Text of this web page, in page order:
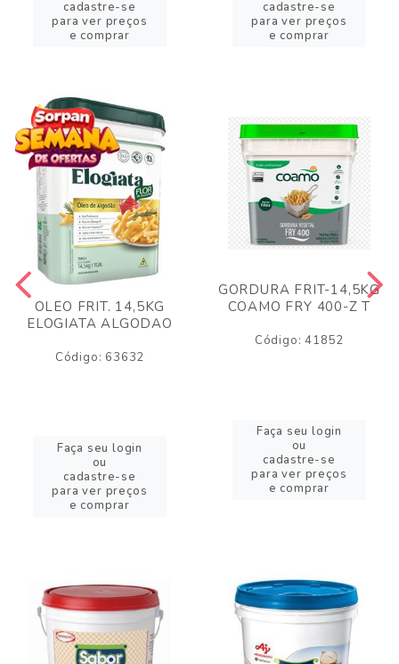
cadastre-se
para ver preços
e comprar
cadastre-se
para ver preços
e comprar
OLEO FRIT. 14,5KG
ELOGIATA ALGODAO
Código: 63632
Faça seu login
ou
cadastre-se
para ver preços
e comprar
GORDURA FRIT-14,5KG
COAMO FRY 400-Z T
Código: 41852
Faça seu login
ou
cadastre-se
para ver preços
e comprar